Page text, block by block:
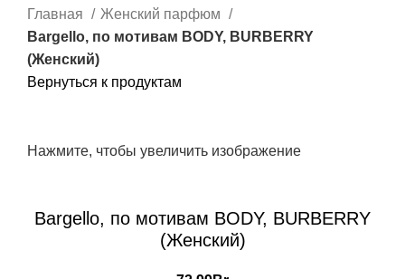
Главная
Женский парфюм
Bargello, по мотивам BODY, BURBERRY
(Женский)
Вернуться к продуктам
Нажмите, чтобы увеличить изображение
Bargello, по мотивам BODY, BURBERRY
(Женский)